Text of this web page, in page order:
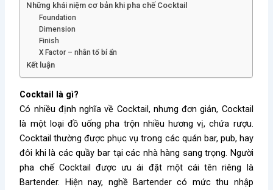
Những khái niệm cơ bản khi pha chế Cocktail
Foundation
Dimension
Finish
X Factor – nhân tố bí ẩn
Kết luận
Cocktail là gì?
Có nhiều định nghĩa về Cocktail, nhưng đơn giản, Cocktail
là một loại đồ uống pha trộn nhiều hương vị, chứa rượu.
Cocktail thường được phục vụ trong các quán bar, pub, hay
đôi khi là các quầy bar tại các nhà hàng sang trọng. Người
pha chế Cocktail được ưu ái đặt một cái tên riêng là
Bartender. Hiện nay, nghề Bartender có mức thu nhập